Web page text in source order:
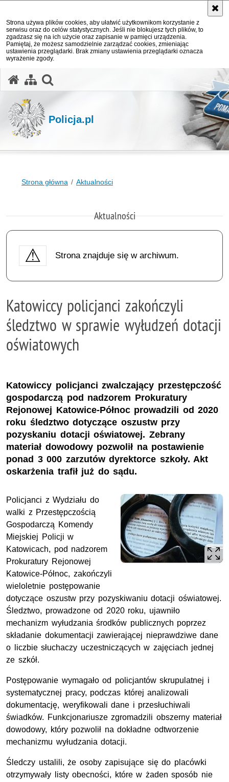
Strona używa plików cookies, aby ułatwić użytkownikom korzystanie z
serwisu oraz do celów statystycznych. Jeśli nie blokujesz tych plików, to
zgadzasz się na ich użycie oraz zapisanie w pamięci urządzenia.
Pamiętaj, że możesz samodzielnie zarządzać cookies, zmieniając
ustawienia przeglądarki. Brak zmiany ustawienia przeglądarki oznacza
wyrażenie zgody.
Policja.pl
Strona główna Aktualności
Aktualności
Strona znajduje się w archiwum.
Katowiccy policjanci zakończyli
śledztwo w sprawie wyłudzeń dotacji
oświatowych
Katowiccy policjanci zwalczający przestępczość
gospodarczą pod nadzorem Prokuratury
Rejonowej Katowice-Północ prowadzili od 2020
roku śledztwo dotyczące oszustw przy
pozyskaniu dotacji oświatowej. Zebrany
materiał dowodowy pozwolił na postawienie
ponad 3 000 zarzutów dyrektorce szkoły. Akt
oskarżenia trafił już do sądu.
Policjanci z Wydziału do
walki z Przestępczością
Gospodarczą Komendy
Miejskiej Policji w
Katowicach, pod nadzorem
Prokuratury Rejonowej
Katowice-Północ, zakończyli
wieloletnie postępowanie
dotyczące oszustw przy pozyskiwaniu dotacji oświatowej.
Śledztwo, prowadzone od 2020 roku, ujawniło
mechanizm wyłudzania środków publicznych poprzez
składanie dokumentacji zawierającej nieprawdziwe dane
o liczbie słuchaczy uczestniczących w zajęciach jednej
ze szkół.
Postępowanie wymagało od policjantów skrupulatnej i
systematycznej pracy, podczas której analizowali
dokumentację, weryfikowali dane i przesłuchiwali
świadków. Funkcjonariusze zgromadzili obszerny materiał
dowodowy, który pozwolił na dokładne odtworzenie
mechanizmu wyłudzania dotacji.
Śledczy ustalili, że osoby zapisujące się do placówki
otrzymywały listy obecności, które w żaden sposób nie